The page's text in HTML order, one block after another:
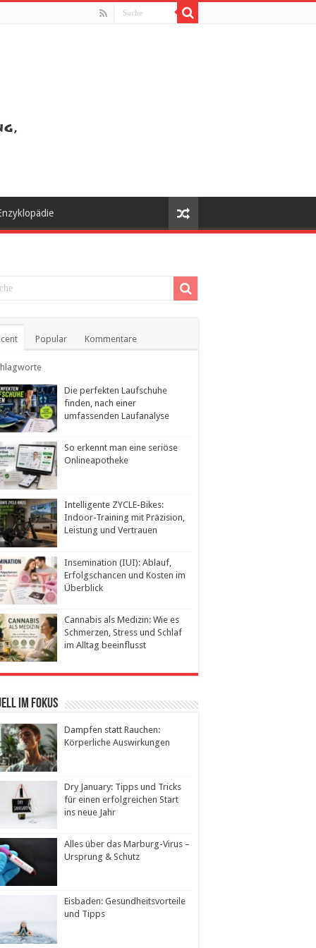
Popular Kommentare
Die perfekten Laufschuhe
finden, nach einer
umfassenden Laufanalyse
So erkennt man eine seriöse
Onlineapotheke
Intelligente ZYCLE-Bikes:
Indoor-Training mit Präzision,
Leistung und Vertrauen
Insemination (IUI): Ablauf,
Erfolgschancen und Kosten im
Überblick
Cannabis als Medizin: Wie es
Schmerzen, Stress und Schlaf
im Alltag beeinflusst
im Fokus
Dampfen statt Rauchen:
Körperliche Auswirkungen
Dry January: Tipps und Tricks
für einen erfolgreichen Start
ins neue Jahr
Alles über das Marburg-Virus –
Ursprung & Schutz
Eisbaden: Gesundheitsvorteile
und Tipps